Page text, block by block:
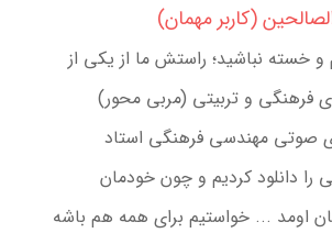
(کاربر مهمان)
و خسته نباشید؛ راستش ما از یکی از
فرهنگی و تربیتی (مربی محور)
صوتی مهندسی فرهنگی استاد
را دانلود کردیم و چون خودمان
اومد ... خواستیم برای همه هم باشه